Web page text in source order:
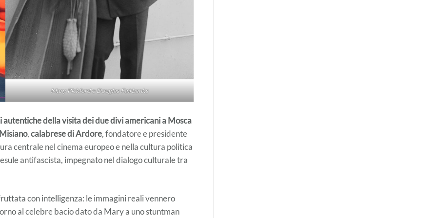
Mary Pickford e Douglas Fairbanks
autentiche della visita dei due divi americani a Mosca
,calabrese di Ardore, fondatore e presidente
centrale nel cinema europeo e nella cultura politica
antifascista, impegnato nel dialogo culturale tra
con intelligenza: le immagini reali vennero
al celebre bacio dato da Mary a uno stuntman